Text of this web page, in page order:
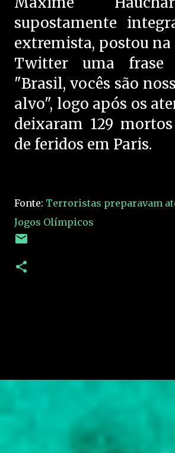
supostamente
extremista, postou na
Twitter uma frase
"Brasil, vocês são
alvo", logo após os
deixaram 129
de feridos em Paris.
Fonte: Terroristas preparavam
Jogos Olímpicos